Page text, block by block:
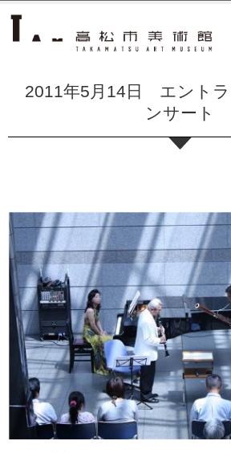
2011年5月14日 エントラ
ンサート